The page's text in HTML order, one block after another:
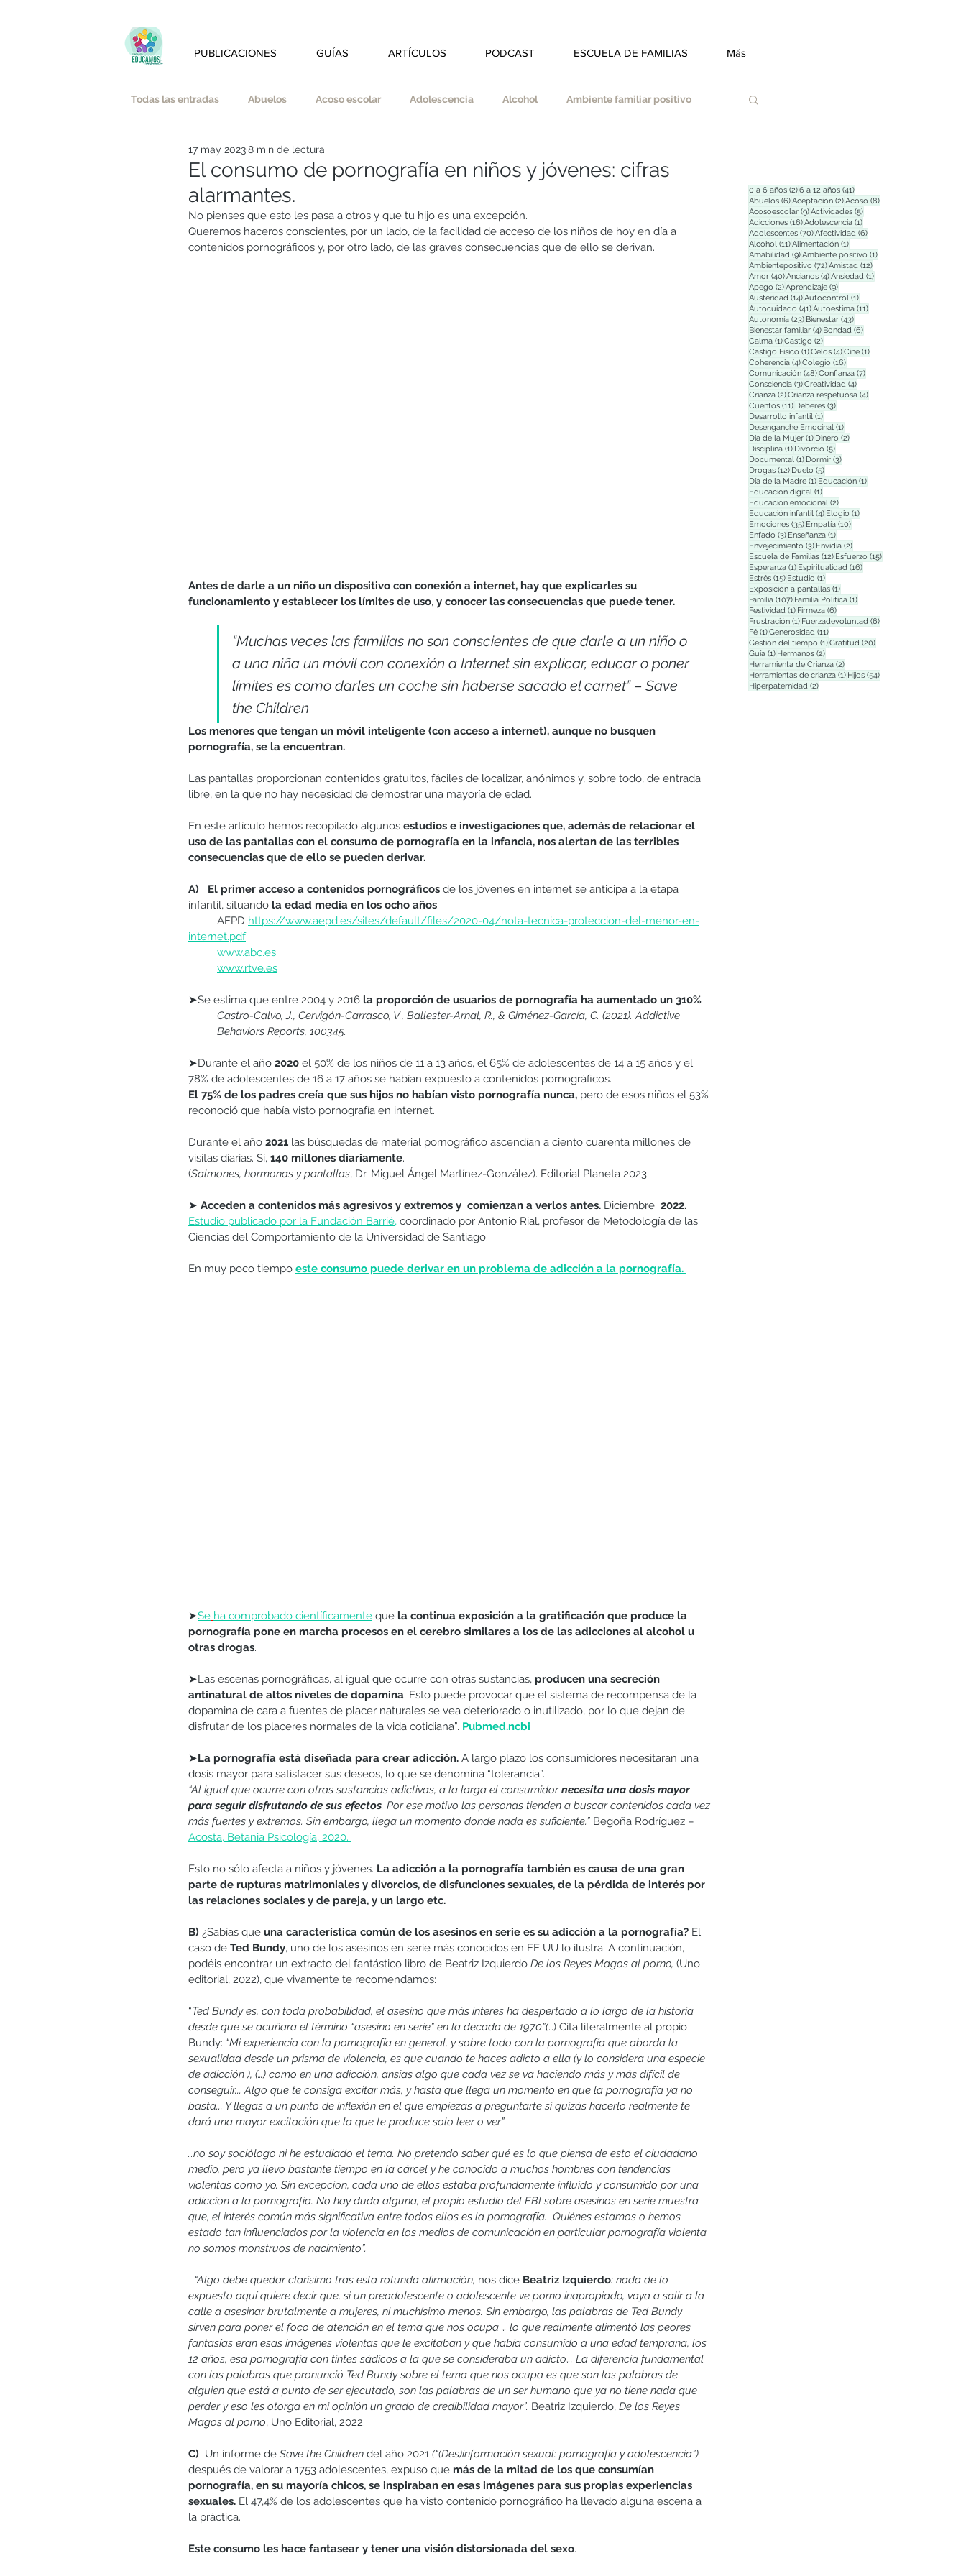
PUBLICACIONES GUÍAS ARTÍCULOS PODCAST ESCUELA DE FAMILIAS Más
Todas las entradas Abuelos Acoso escolar Adolescencia Alcohol Ambiente familiar positivo
Amistad Amor Austeridad
Bienestar emocional y mindfulness Coherencia Colegio Deberes
El consumo de pornografía en niños y jóvenes: cifras
alarmantes.
17 may 20238 min de lectura
No pienses que esto les pasa a otros y que tu hijo es una excepción.
Queremos haceros conscientes, por un lado, de la facilidad de acceso de los niños de hoy en día a
contenidos pornográficos y, por otro lado, de las graves consecuencias que de ello se derivan.
Antes de darle a un niño un dispositivo con conexión a internet, hay que explicarles su
funcionamiento y establecer los límites de uso, y conocer las consecuencias que puede tener.
“Muchas veces las familias no son conscientes de que darle a un niño o
a una niña un móvil con conexión a Internet sin explicar, educar o poner
límites es como darles un coche sin haberse sacado el carnet” – Save
the Children
Los menores que tengan un móvil inteligente (con acceso a internet), aunque no busquen
pornografía, se la encuentran.
Las pantallas proporcionan contenidos gratuitos, fáciles de localizar, anónimos y, sobre todo, de entrada
libre, en la que no hay necesidad de demostrar una mayoría de edad.
En este artículo hemos recopilado algunos estudios e investigaciones que, además de relacionar el
uso de las pantallas con el consumo de pornografía en la infancia, nos alertan de las terribles
consecuencias que de ello se pueden derivar.
A)   El primer acceso a contenidos pornográficos de los jóvenes en internet se anticipa a la etapa
infantil, situando la edad media en los ocho años
	AEPD
https://www.aepd.es/sites/default/files/2020-04/nota-tecnica-proteccion-del-menor-en-
internet.pdf
www.abc.es
www.rtve.es
➤Se estima que entre 2004 y 2016 la proporción de usuarios de pornografía ha aumentado un 310%
Castro-Calvo, J., Cervigón-Carrasco, V., Ballester-Arnal, R., & Giménez-García, C. (2021). Addictive
Behaviors Reports, 100345.
➤Durante el año 2020 el 50% de los niños de 11 a 13 años, el 65% de adolescentes de 14 a 15 años y el
78% de adolescentes de 16 a 17 años se habían expuesto a contenidos pornográficos.
El 75% de los padres creía que sus hijos no habían visto pornografía nunca, pero de esos niños el 53%
reconoció que había visto pornografía en internet.
Durante el año 2021 las búsquedas de material pornográfico ascendían a ciento cuarenta millones de
visitas diarias. Sí, 140 millones diariamente.
(Salmones, hormonas y pantallas, Dr. Miguel Ángel Martínez-González). Editorial Planeta 2023.
➤ Acceden a contenidos más agresivos y extremos y  comienzan a verlos antes. Diciembre 2022.
Estudio publicado por la Fundación Barrié, coordinado por Antonio Rial, profesor de Metodología de las
Ciencias del Comportamiento de la Universidad de Santiago.
En muy poco tiempo este consumo puede derivar en un problema de adicción a la pornografía.
➤Se ha comprobado científicamente que la continua exposición a la gratificación que produce la
pornografía pone en marcha procesos en el cerebro similares a los de las adicciones al alcohol u
otras drogas.
➤Las escenas pornográficas, al igual que ocurre con otras sustancias, producen una secreción
antinatural de altos niveles de dopamina. Esto puede provocar que el sistema de recompensa de la
dopamina de cara a fuentes de placer naturales se vea deteriorado o inutilizado, por lo que dejan de
disfrutar de los placeres normales de la vida cotidiana”. Pubmed.ncbi
➤La pornografía está diseñada para crear adicción. A largo plazo los consumidores necesitaran una
dosis mayor para satisfacer sus deseos, lo que se denomina “tolerancia”.
“Al igual que ocurre con otras sustancias adictivas, a la larga el consumidor necesita una dosis mayor
para seguir disfrutando de sus efectos. Por ese motivo las personas tienden a buscar contenidos cada vez
más fuertes y extremos. Sin embargo, llega un momento donde nada es suficiente.” Begoña Rodríguez –
Acosta, Betania Psicología, 2020.
Esto no sólo afecta a niños y jóvenes. La adicción a la pornografía también es causa de una gran
parte de rupturas matrimoniales y divorcios, de disfunciones sexuales, de la pérdida de interés por
las relaciones sociales y de pareja, y un largo etc.
B) ¿Sabías que una característica común de los asesinos en serie es su adicción a la pornografía? El
caso de Ted Bundy, uno de los asesinos en serie más conocidos en EE UU lo ilustra. A continuación,
podéis encontrar un extracto del fantástico libro de Beatriz Izquierdo De los Reyes Magos al porno, (Uno
editorial, 2022), que vivamente te recomendamos:
“Ted Bundy es, con toda probabilidad, el asesino que más interés ha despertado a lo largo de la historia
desde que se acuñara el término “asesino en serie” en la década de 1970”(…) Cita literalmente al propio
Bundy: “Mi experiencia con la pornografía en general, y sobre todo con la pornografía que aborda la
sexualidad desde un prisma de violencia, es que cuando te haces adicto a ella (y lo considera una especie
de adicción ), (…) como en una adicción, ansias algo que cada vez se va haciendo más y más difícil de
conseguir... Algo que te consiga excitar más, y hasta que llega un momento en que la pornografía ya no
basta... Y llegas a un punto de inflexión en el que empiezas a preguntarte si quizás hacerlo realmente te
dará una mayor excitación que la que te produce solo leer o ver”
…no soy sociólogo ni he estudiado el tema. No pretendo saber qué es lo que piensa de esto el ciudadano
medio, pero ya llevo bastante tiempo en la cárcel y he conocido a muchos hombres con tendencias
violentas como yo. Sin excepción, cada uno de ellos estaba profundamente influido y consumido por una
adicción a la pornografía. No hay duda alguna, el propio estudio del FBI sobre asesinos en serie muestra
que, el interés común más significativa entre todos ellos es la pornografía.  Quiénes estamos o hemos
estado tan influenciados por la violencia en los medios de comunicación en particular pornografía violenta
no somos monstruos de nacimiento”.
  “Algo debe quedar clarísimo tras esta rotunda afirmación,
nos dice Beatriz Izquierdo: nada de lo
expuesto aquí quiere decir que, si un preadolescente o adolescente ve porno inapropiado, vaya a salir a la
calle a asesinar brutalmente a mujeres, ni muchísimo menos. Sin embargo, las palabras de Ted Bundy
sirven para poner el foco de atención en el tema que nos ocupa … lo que realmente alimentó las peores
fantasías eran esas imágenes violentas que le excitaban y que había consumido a una edad temprana, los
12 años, esa pornografía con tintes sádicos a la que se consideraba un adicto…. La diferencia fundamental
con las palabras que pronunció Ted Bundy sobre el tema que nos ocupa es que son las palabras de
alguien que está a punto de ser ejecutado, son las palabras de un ser humano que ya no tiene nada que
perder y eso les otorga en mi opinión un grado de credibilidad mayor”. Beatriz Izquierdo, De los Reyes
Magos al porno, Uno Editorial, 2022.
C) Un informe de Save the Children del año 2021 (“(Des)información sexual: pornografía y adolescencia”)
después de valorar a 1753 adolescentes, expuso que más de la mitad de los que consumían
pornografía, en su mayoría chicos, se inspiraban en esas imágenes para sus propias experiencias
sexuales. El 47,4% de los adolescentes que ha visto contenido pornográfico ha llevado alguna escena a
la práctica.
Este consumo les hace fantasear y tener una visión distorsionada del sexo.
0 a 6 años (2)2 entradas
6 a 12 años (41)41 entradas
Abuelos (6)6 entradas
Aceptación (2)2 entradas
Acoso (8)8 entradas
Acosoescolar (9)9 entradas
Actividades (5)5 entradas
Adicciones (16)16 entradas
Adolescencia (1)1 entrada
Adolescentes (70)70 entradas
Afectividad (6)6 entradas
Alcohol (11)11 entradas
Alimentación (1)1 entrada
Amabilidad (9)9 entradas
Ambiente positivo (1)1 entrada
Ambientepositivo (72)72 entradas
Amistad (12)12 entradas
Amor (40)40 entradas
Ancianos (4)4 entradas
Ansiedad (1)1 entrada
Apego (2)2 entradas
Aprendizaje (9)9 entradas
Austeridad (14)14 entradas
Autocontrol (1)1 entrada
Autocuidado (41)41 entradas
Autoestima (11)11 entradas
Autonomía (23)23 entradas
Bienestar (43)43 entradas
Bienestar familiar (4)4 entradas
Bondad (6)6 entradas
Calma (1)1 entrada
Castigo (2)2 entradas
Castigo Físico (1)1 entrada
Celos (4)4 entradas
Cine (1)1 entrada
Coherencia (4)4 entradas
Colegio (16)16 entradas
Comunicación (48)48 entradas
Confianza (7)7 entradas
Consciencia (3)3 entradas
Creatividad (4)4 entradas
Crianza (2)2 entradas
Crianza respetuosa (4)4 entradas
Cuentos (11)11 entradas
Deberes (3)3 entradas
Desarrollo infantil (1)1 entrada
Desenganche Emocinal (1)1 entrada
Dia de la Mujer (1)1 entrada
Dinero (2)2 entradas
Disciplina (1)1 entrada
Divorcio (5)5 entradas
Documental (1)1 entrada
Dormir (3)3 entradas
Drogas (12)12 entradas
Duelo (5)5 entradas
Día de la Madre (1)1 entrada
Educación (1)1 entrada
Educación digital (1)1 entrada
Educación emocional (2)2 entradas
Educación infantil (4)4 entradas
Elogio (1)1 entrada
Emociones (35)35 entradas
Empatía (10)10 entradas
Enfado (3)3 entradas
Enseñanza (1)1 entrada
Envejecimiento (3)3 entradas
Envidia (2)2 entradas
Escuela de Familias (12)12 entradas
Esfuerzo (15)15 entradas
Esperanza (1)1 entrada
Espiritualidad (16)16 entradas
Estrés (15)15 entradas
Estudio (1)1 entrada
Exposición a pantallas (1)1 entrada
Familia (107)107 entradas
Familia Polìtica (1)1 entrada
Festividad (1)1 entrada
Firmeza (6)6 entradas
Frustración (1)1 entrada
Fuerzadevoluntad (6)6 entradas
Fé (1)1 entrada
Generosidad (11)11 entradas
Gestión del tiempo (1)1 entrada
Gratitud (20)20 entradas
Guía (1)1 entrada
Hermanos (2)2 entradas
Herramienta de Crianza (2)2 entradas
Herramientas de crianza (1)1 entrada
Hijos (54)54 entradas
Hiperpaternidad (2)2 entradas